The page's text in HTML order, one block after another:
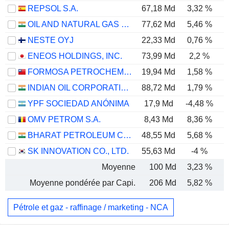
REPSOL S.A.
67,18 Md 3,32 %
OIL AND NATURAL GAS CORPORATION LIMITED
77,62 Md 5,46 %
NESTE OYJ
22,33 Md 0,76 %
ENEOS HOLDINGS, INC.
73,99 Md 2,2 %
FORMOSA PETROCHEMICAL CORPORATION
19,94 Md 1,58 %
INDIAN OIL CORPORATION LIMITED
88,72 Md 1,79 %
YPF SOCIEDAD ANÓNIMA
17,9 Md -4,48 %
OMV PETROM S.A.
8,43 Md 8,36 %
BHARAT PETROLEUM CORPORATION LIMITED
48,55 Md 5,68 %
SK INNOVATION CO., LTD.
55,63 Md -4 %
Moyenne
100 Md
3,23 %
Moyenne pondérée par Capi.
206 Md 5,82 %
Pétrole et gaz - raffinage / marketing - NCA